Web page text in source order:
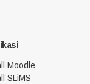
Moodle
SLiMS